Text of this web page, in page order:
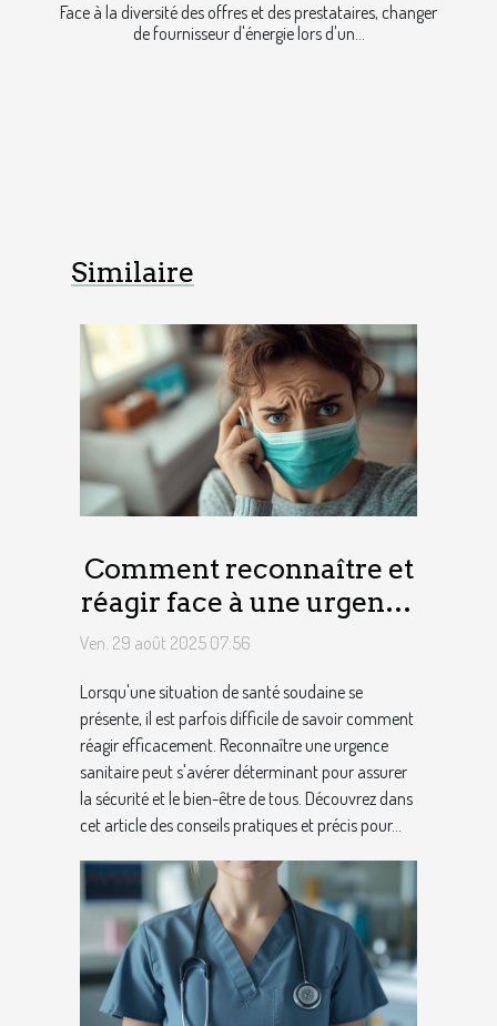
Face à la diversité des offres et des prestataires, changer
de fournisseur d'énergie lors d'un...
Similaire
Comment reconnaître et
réagir face à une urgence
sanitaire ?
Ven. 29 août 2025 07:56
Lorsqu'une situation de santé soudaine se
présente, il est parfois difficile de savoir comment
réagir efficacement. Reconnaître une urgence
sanitaire peut s'avérer déterminant pour assurer
la sécurité et le bien-être de tous. Découvrez dans
cet article des conseils pratiques et précis pour...